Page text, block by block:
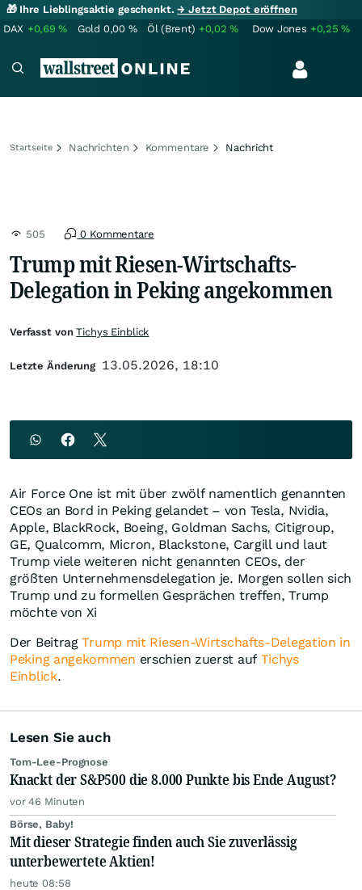
🎁 Ihre Lieblingsaktie geschenkt.→ Jetzt Depot eröffnen
DAX +0,69% Gold 0,00 % Öl (Brent) +0,02% Dow Jones +0,25%
Startseite Nachrichten Kommentare Nachricht
505 0 Kommentare
Trump mit Riesen-Wirtschafts-
Delegation in Peking angekommen
Air Force One ist mit über zwölf namentlich genannten
CEOs an Bord in Peking gelandet – von Tesla, Nvidia,
Apple, BlackRock, Boeing, Goldman Sachs, Citigroup,
GE, Qualcomm, Micron, Blackstone, Cargill und laut
Trump viele weiteren nicht genannten CEOs, der
größten Unternehmensdelegation je. Morgen sollen sich
Trump und zu formellen Gesprächen treffen, Trump
möchte von Xi
Der BeitragTrump mit Riesen-Wirtschafts-Delegation in
Peking angekommen erschien zuerst auf Tichys
Einblick.
Lesen Sie auch
Tom-Lee-Prognose
Knackt der S&P500 die 8.000 Punkte bis Ende August?
vor 46 Minuten
Börse, Baby!
Mit dieser Strategie finden auch Sie zuverlässig
unterbewertete Aktien!
heute 08:58
Verfasst vonTichys Einblick
Letzte Änderung 13.05.2026, 18:10